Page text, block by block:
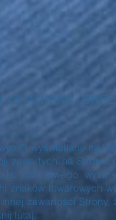
- ATHENS -
wyświetlane na
zawartych na
towarowego
znaków towarowych
zawartości
tutaj.